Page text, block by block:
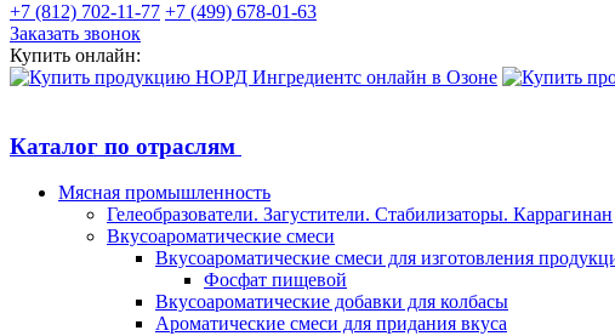
+7 (812) 702-11-77 +7 (499) 678-01-63
Заказать звонок
Купить онлайн:
Каталог по отраслям
Мясная промышленность
Гелеобразователи. Загустители. Стабилизаторы. Каррагинан
Вкусоароматические смеси
Вкусоароматические смеси для изготовления
Фосфат пищевой
Вкусоароматические добавки для колбасы
Ароматические смеси для придания вкуса